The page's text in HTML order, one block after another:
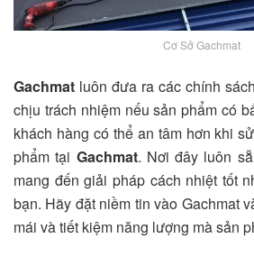
Cơ Sở Gachmat
Gachmat luôn đưa ra các chính
chịu trách nhiệm nếu sản phẩm có
khách hàng có thể an tâm hơn khi
phẩm tại Gachmat. Nơi đây luôn
mang đến giải pháp cách nhiệt tốt
bạn. Hãy đặt niềm tin vào Gachmat
mái và tiết kiệm năng lượng mà sản